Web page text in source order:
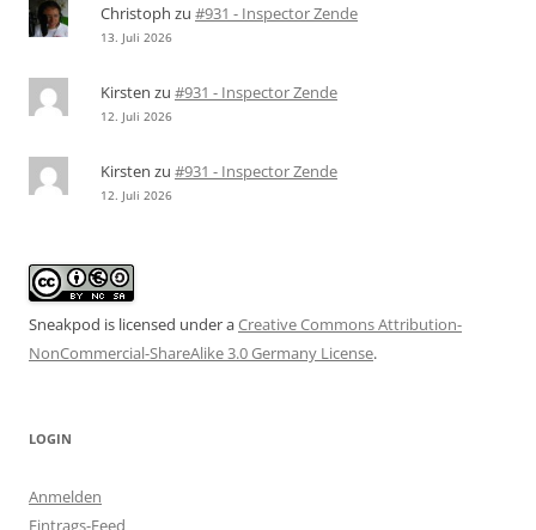
Christoph zu #931 - Inspector Zende
13. Juli 2026
Kirsten zu #931 - Inspector Zende
12. Juli 2026
Kirsten zu #931 - Inspector Zende
12. Juli 2026
Sneakpod is licensed under aCreative Commons Attribution-
NonCommercial-ShareAlike 3.0 Germany License.
LOGIN
Anmelden
Eintrags-Feed